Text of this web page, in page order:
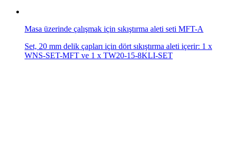
Masa üzerinde çalışmak için sıkıştırma aleti seti MFT-A
Set, 20 mm delik çapları için dört sıkıştırma aleti içerir: 1 x
WNS-SET-MFT ve 1 x TW20-15-8KLI-SET